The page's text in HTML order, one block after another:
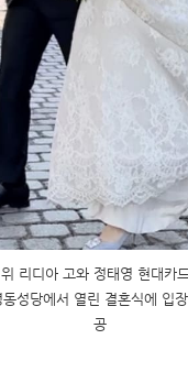
리디아 고와 정태영 현대카
성당에서 열린 결혼식에 입
공